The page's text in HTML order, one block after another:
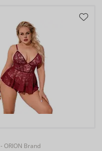
- ORION Brand